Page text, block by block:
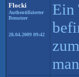
Flocki
Authentifizierter
Benutzer
28.04.2009 09:42
Ein